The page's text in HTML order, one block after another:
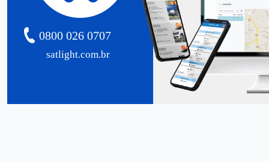
satlight.com.br
0800 026 0707